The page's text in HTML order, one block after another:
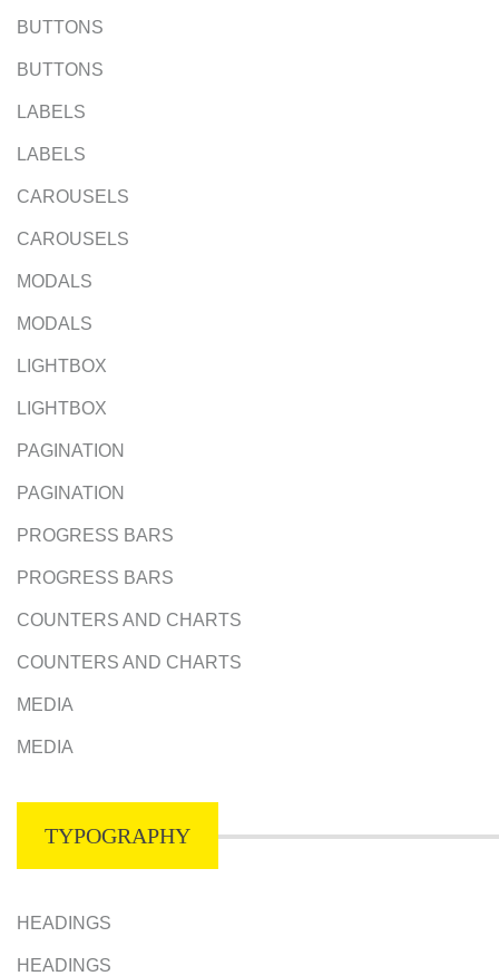
BUTTONS
BUTTONS
LABELS
LABELS
CAROUSELS
CAROUSELS
MODALS
MODALS
LIGHTBOX
LIGHTBOX
PAGINATION
PAGINATION
PROGRESS BARS
PROGRESS BARS
COUNTERS AND CHARTS
COUNTERS AND CHARTS
MEDIA
MEDIA
TYPOGRAPHY
HEADINGS
HEADINGS